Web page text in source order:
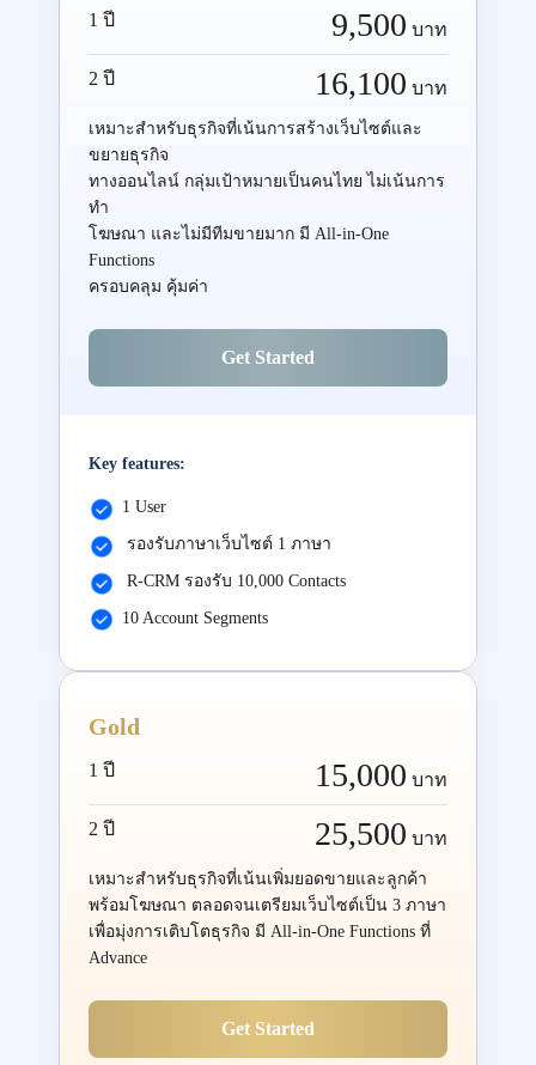
1 ปี 9,500 บาท
2 ปี 16,100 บาท
เหมาะสำหรับธุรกิจที่เน้นการสร้างเว็บไซต์และ
ขยายธุรกิจ
ทางออนไลน์ กลุ่มเป้าหมายเป็นคนไทย ไม่เน้นการ
ทำ
โฆษณา และไม่มีทีมขายมาก มี All-in-One
Functions
ครอบคลุม คุ้มค่า
Get Started
Key features:
1 User
รองรับภาษาเว็บไซต์ 1 ภาษา
R-CRM รองรับ 10,000 Contacts
10 Account Segments
Gold
1 ปี 15,000 บาท
2 ปี 25,500 บาท
เหมาะสำหรับธุรกิจที่เน้นเพิ่มยอดขายและลูกค้า
พร้อมโฆษณา ตลอดจนเตรียมเว็บไซต์เป็น 3 ภาษา
เพื่อมุ่งการเติบโตธุรกิจ มี All-in-One Functions ที่
Advance
Get Started